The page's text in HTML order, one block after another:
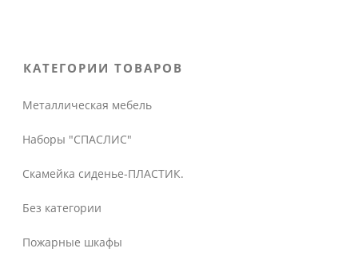
КАТЕГОРИИ ТОВАРОВ
Металлическая мебель
Наборы "СПАСЛИС"
Скамейка сиденье-ПЛАСТИК.
Без категории
Пожарные шкафы